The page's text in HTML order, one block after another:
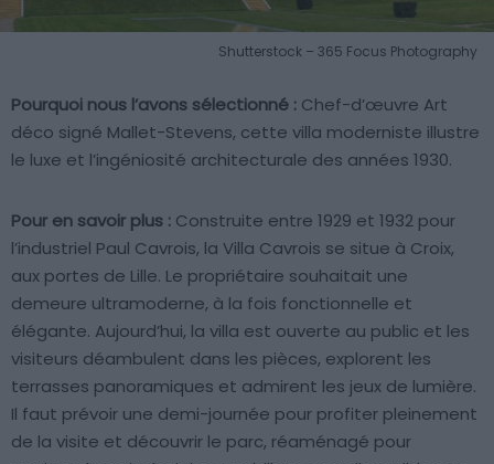
Shutterstock – 365 Focus Photography
Pourquoi nous l’avons sélectionné : Chef-d’œuvre Art
déco signé Mallet-Stevens, cette villa moderniste illustre
le luxe et l’ingéniosité architecturale des années 1930.
Pour en savoir plus : Construite entre 1929 et 1932 pour
l’industriel Paul Cavrois, la Villa Cavrois se situe à Croix,
aux portes de Lille. Le propriétaire souhaitait une
demeure ultramoderne, à la fois fonctionnelle et
élégante. Aujourd’hui, la villa est ouverte au public et les
visiteurs déambulent dans les pièces, explorent les
terrasses panoramiques et admirent les jeux de lumière.
Il faut prévoir une demi-journée pour profiter pleinement
de la visite et découvrir le parc, réaménagé pour